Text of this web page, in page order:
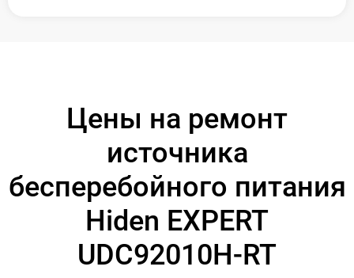
Цены на ремонт
источника
бесперебойного питания
Hiden EXPERT
UDC92010H-RT